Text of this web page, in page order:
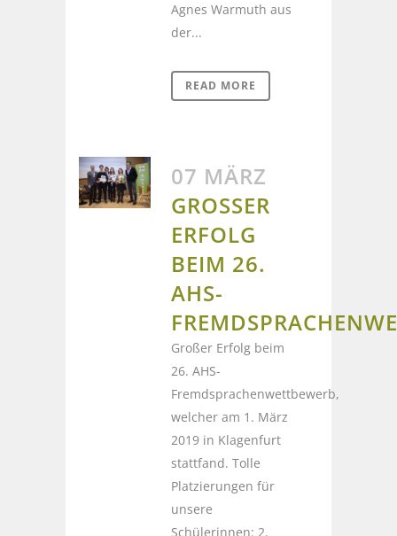
Agnes Warmuth aus
der...
READ MORE
07 MÄRZ
GROSSER E
RFOLG B
EIM 26. A
HS-F
Großer Erfolg beim
26. AHS-
Fremdsprachenwettbewerb,
welcher am 1. März
2019 in Klagenfurt
stattfand. Tolle
Platzierungen für
unsere
Schülerinnen: 2.